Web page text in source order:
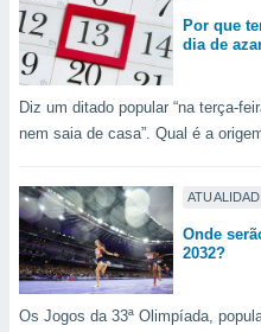
de
1199
Por que
dia de
Diz um ditado popular “na terça-
nem saia de casa”. Qual é a
Onde
2032?
Os Jogos da 33ª Olimpíada,